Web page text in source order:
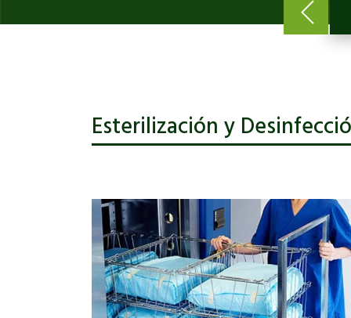
Esterilización y